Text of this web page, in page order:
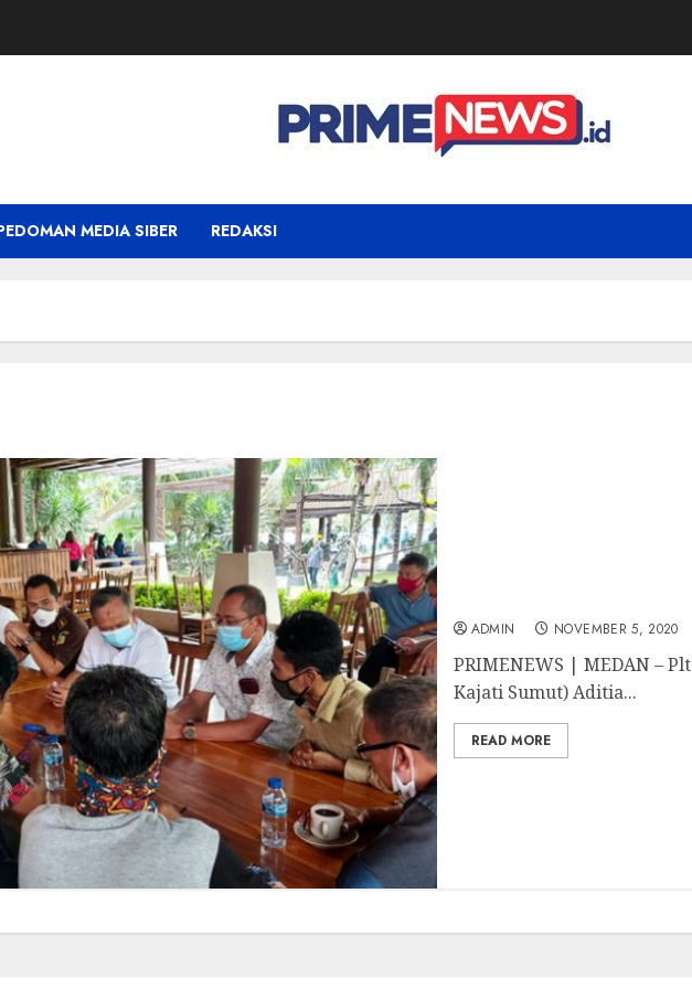
MEDIA SIBER REDAKSI
ADMIN NOVEMBER 5, 2020
PRIMENEWS | MEDAN –
Kajati Sumut) Aditia...
READ MORE